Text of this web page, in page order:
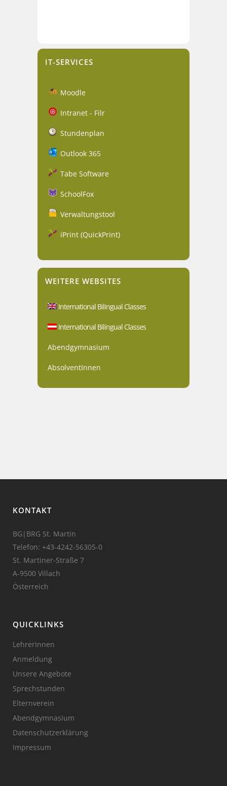
IT-SERVICES
Moodle
Intranet - Filr
Stundenplan
Outlook 365
Tabe Software
SchoolFox
Verwaltungstool
iPrint (QuickPrint)
WEITERE WEBSITES
International Bilingual Classes
International Bilingual Classes
Abendgymnasium
AbsolventInnen
KONTAKT
BG|BRG St. Martin
Telefon: +43-4242-56305-0
St. Martiner-Straße 7
A-9500 Villach
Österreich
QUICKLINKS
LehrerInnen
Anmeldung
Unsere Angebote
Sprechstunden
Elternverein
Abendgymnasium
Datenschutzerklärung
Impressum